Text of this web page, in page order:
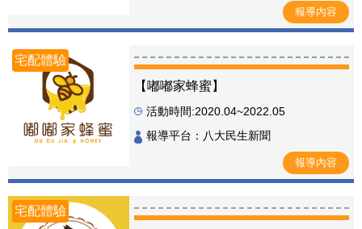
報導內容
宅配體驗
【嘟嘟家蜂蜜】
活動時間:2020.04~2022.05
報導平台：八大民生新聞
報導內容
宅配體驗